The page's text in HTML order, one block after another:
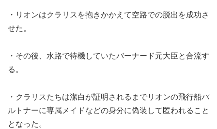
・リオンはクラリスを抱きかかえて空路での脱出を成功さ
せた。
・その後、水路で待機していたバーナード元大臣と合流す
る。
・クラリスたちは潔白が証明されるまでリオンの飛行船パ
ルトナーに専属メイドなどの身分に偽装して匿われること
となった。